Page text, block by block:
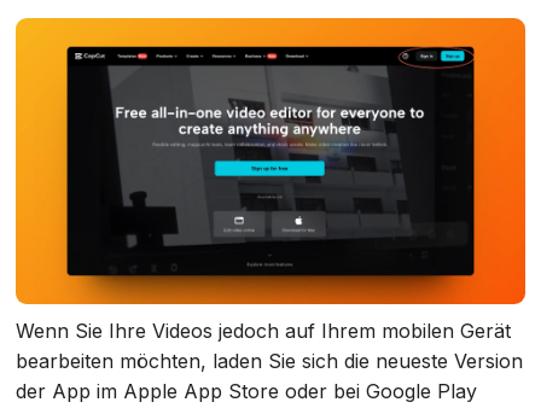
Wenn Sie Ihre Videos jedoch auf Ihrem mobilen Gerät
bearbeiten möchten, laden Sie sich die neueste Version
der App im Apple App Store oder bei Google Play